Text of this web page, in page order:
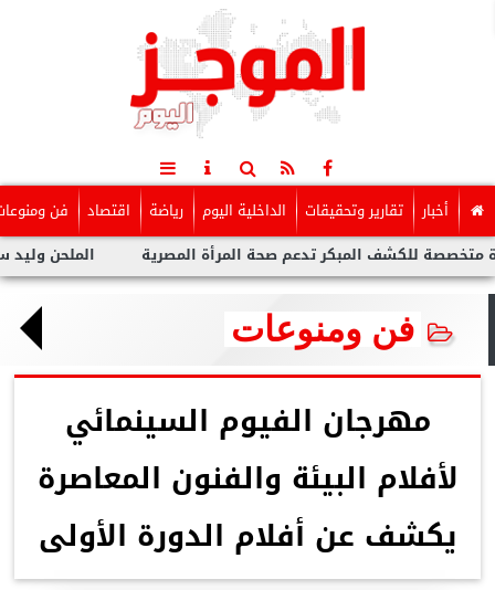
أخبار تقارير وتحقيقات الداخلية اليوم رياضة اقتصاد فن
الملحن وليد سعد : أزمة المبكر تدعم صحة المرأة المصرية
فن ومنوعات
مهرجان الفيوم السينمائي
لأفلام البيئة والفنون المعاصرة
يكشف عن أفلام الدورة الأولى